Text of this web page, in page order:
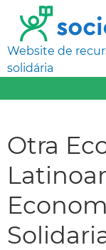
Website de
solidária
Otra